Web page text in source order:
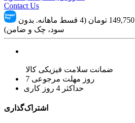
Contact Us
149,750
تومان (4 قسط ماهانه. بدون
سود، چک و ضامن)
ضمانت سلامت فیزیکی کالا
7 روز مهلت مرجوعی
حداکثر 4 روز کاری
اشتراک‌گذاری